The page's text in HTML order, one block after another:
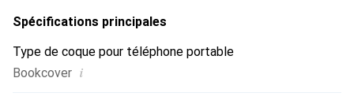
Spécifications principales
Type de coque pour téléphone portable
Bookcover i